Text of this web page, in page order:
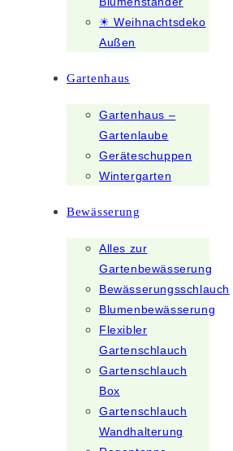
☀ Weihnachtsdeko
Außen
Gartenhaus
Gartenhaus –
Gartenlaube
Geräteschuppen
Wintergarten
Bewässerung
Alles zur
Gartenbewässerung
Bewässerungsschlauch
Blumenbewässerung
Flexibler
Gartenschlauch
Gartenschlauch
Box
Gartenschlauch
Wandhalterung